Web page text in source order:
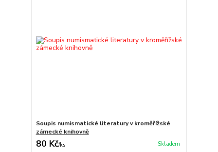
Soupis numismatické literatury v kroměřížské
zámecké knihovně
80 Kč/ks Skladem